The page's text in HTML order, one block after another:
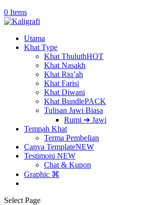
0 Items
Utama
Khat Type
Khat ThuluthHOT
Khat Nasakh
Khat Riq’ah
Khat Farisi
Khat Diwani
Khat BundlePACK
Tulisan Jawi Biasa
Rumi ➔ Jawi
Tempah Khat
Terma Pembelian
Canva TemplateNEW
Testimoni NEW
Chat & Kupon
Graphic ⌘
Select Page